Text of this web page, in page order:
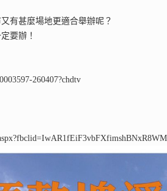
有甚麼場地更適合舉辦呢？
要辦！
260407?chdtv